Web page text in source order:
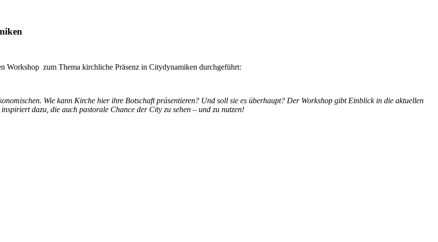
Workshop zum Thema kirchliche Präsenz in Citydynamiken durchgeführt:
Wie kann Kirche hier ihre Botschaft präsentieren? Und soll sie es überhaupt? Der Workshop gibt Einblick in die aktuellen
dazu, die auch pastorale Chance der City zu sehen – und zu nutzen!